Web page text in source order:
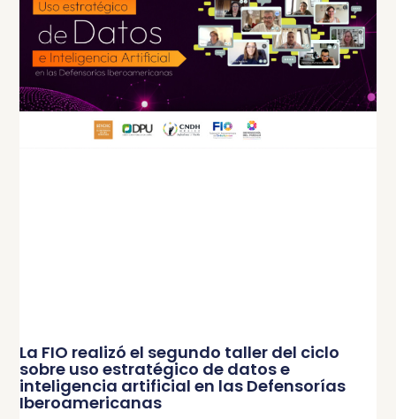
La FIO realizó el segundo taller del ciclo
sobre uso estratégico de datos e
inteligencia artificial en las Defensorías
Iberoamericanas